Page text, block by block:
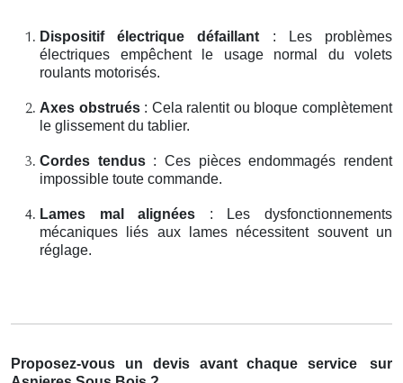
Dispositif électrique défaillant: Les problèmes
électriques empêchent le usage normal du volets
roulants motorisés.
Axes obstrués: Cela ralentit ou bloque complètement
le glissement du tablier.
Cordes tendus: Ces pièces endommagés rendent
impossible toute commande.
Lames mal alignées : Les dysfonctionnements
mécaniques liés aux lames nécessitent souvent un
réglage.
Proposez-vous un devis avant chaque service
sur